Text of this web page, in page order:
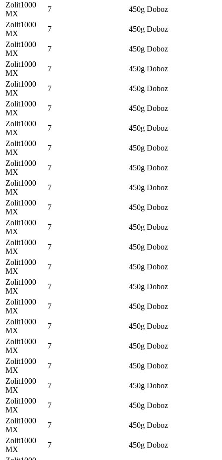
Zolit1000
MX
7 450g Doboz
Zolit1000
MX
7 450g Doboz
Zolit1000
MX
7 450g Doboz
Zolit1000
MX
7 450g Doboz
Zolit1000
MX
7 450g Doboz
Zolit1000
MX
7 450g Doboz
Zolit1000
MX
7 450g Doboz
Zolit1000
MX
7 450g Doboz
Zolit1000
MX
7 450g Doboz
Zolit1000
MX
7 450g Doboz
Zolit1000
MX
7 450g Doboz
Zolit1000
MX
7 450g Doboz
Zolit1000
MX
7 450g Doboz
Zolit1000
MX
7 450g Doboz
Zolit1000
MX
7 450g Doboz
Zolit1000
MX
7 450g Doboz
Zolit1000
MX
7 450g Doboz
Zolit1000
MX
7 450g Doboz
Zolit1000
MX
7 450g Doboz
Zolit1000
MX
7 450g Doboz
Zolit1000
MX
7 450g Doboz
Zolit1000
MX
7 450g Doboz
Zolit1000
MX
7 450g Doboz